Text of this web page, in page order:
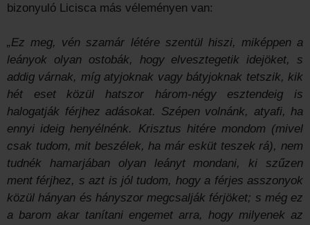
bizonyuló Licisca más véleményen van:
„Ez meg, vén szamár létére szentül hiszi, miképpen a
leányok olyan ostobák, hogy elvesztegetik idejöket, s
addig várnak, míg atyjoknak vagy bátyjoknak tetszik, kik
hét eset közül hatszor három-négy esztendeig is
halogatják férjhez adásokat. Szépen volnánk, atyafi, ha
ennyi ideig henyélnénk. Krisztus hitére mondom (mivel
csak tudom, mit beszélek, ha már esküt teszek rá), nem
tudnék hamarjában olyan leányt mondani, ki szűzen
ment férjhez, s azt is jól tudom, hogy a férjes asszonyok
közül hányan és hányszor megcsalják férjöket; s még ez
a barom akar tanítani engemet arra, hogy milyenek az